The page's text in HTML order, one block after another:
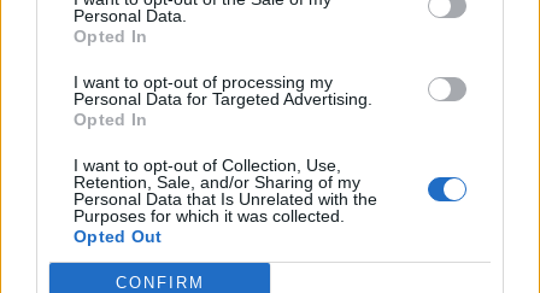
Personal Data.
Opted In
I want to opt-out of processing my
Personal Data for Targeted Advertising.
Opted In
I want to opt-out of Collection, Use,
Retention, Sale, and/or Sharing of my
Personal Data that Is Unrelated with the
Purposes for which it was collected.
Opted Out
CONFIRM
In evidenza